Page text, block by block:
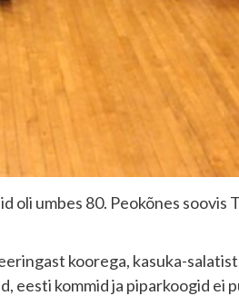
umbes 80. Peokõnes soovis
koorega, kasuka-
kommid ja piparkoogid ei